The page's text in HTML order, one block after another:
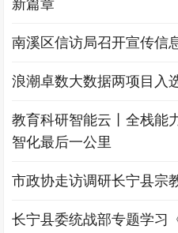
新篇章
南溪区信访局召开宣传信
浪潮卓数大数据两项目入
教育科研智能云丨全栈能
智化最后一公里
市政协走访调研长宁县宗
长宁县委统战部专题学习